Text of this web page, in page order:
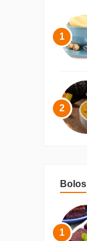
1
2
Bolos
1